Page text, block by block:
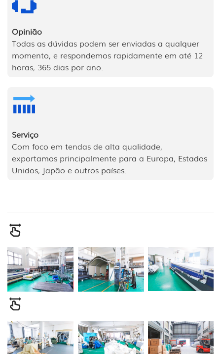
Opinião
Todas as dúvidas podem ser enviadas a qualquer
momento, e respondemos rapidamente em até 12
horas, 365 dias por ano.
Serviço
Com foco em tendas de alta qualidade,
exportamos principalmente para a Europa, Estados
Unidos, Japão e outros países.